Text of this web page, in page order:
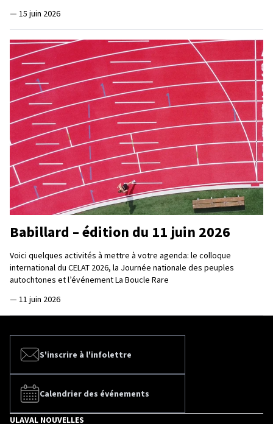
— 15 juin 2026
Babillard – édition du 11 juin 2026
Voici quelques activités à mettre à votre agenda: le colloque
international du CELAT 2026, la Journée nationale des peuples
autochtones et l’événement La Boucle Rare
— 11 juin 2026
S'inscrire à l'infolettre
Calendrier des événements
ULAVAL NOUVELLES